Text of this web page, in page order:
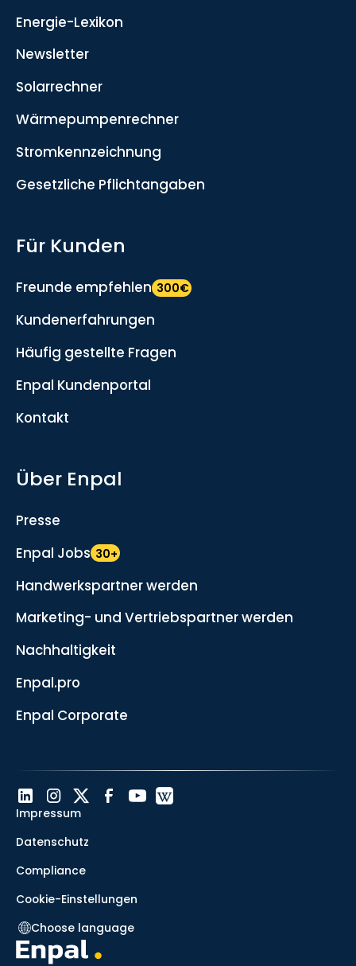
Energie-Lexikon
Newsletter
Solarrechner
Wärmepumpenrechner
Stromkennzeichnung
Gesetzliche Pflichtangaben
Für Kunden
Freunde empfehlen 300€
Kundenerfahrungen
Häufig gestellte Fragen
Enpal Kundenportal
Kontakt
Über Enpal
Presse
Enpal Jobs 30+
Handwerkspartner werden
Marketing- und Vertriebspartner werden
Nachhaltigkeit
Enpal.pro
Enpal Corporate
Impressum
Datenschutz
Compliance
Cookie-Einstellungen
Choose language